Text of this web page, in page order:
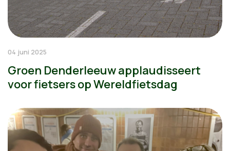
04 juni 2025
Groen Denderleeuw applaudisseert
voor fietsers op Wereldfietsdag